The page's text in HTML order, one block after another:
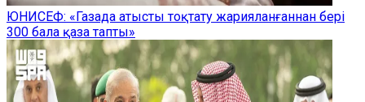
ЮНИСЕФ: «Газада атысты тоқтату жарияланғаннан бері
300 бала қаза тапты»